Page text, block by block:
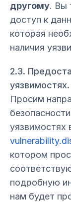
другому. Вы
доступ к
которая
наличия
2.3.
Просим
уязвимостях
котором
подробную
нам будет